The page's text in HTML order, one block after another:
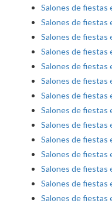
Salones de fiestas
Salones de fiestas
Salones de fiestas
Salones de fiestas
Salones de fiestas
Salones de fiestas
Salones de fiestas
Salones de fiestas
Salones de fiestas
Salones de fiestas
Salones de fiestas
Salones de fiestas
Salones de fiestas
Salones de fiestas